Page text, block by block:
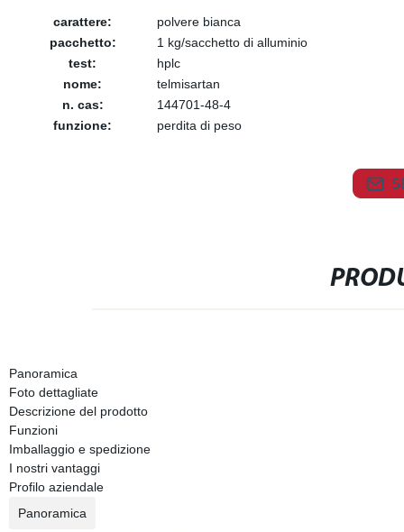
carattere:
polvere bianca
pacchetto:
1 kg/sacchetto di alluminio
test:
hplc
nome:
telmisartan
n. cas:
144701-48-4
funzione:
perdita di peso
Panoramica
Foto dettagliate
Descrizione del prodotto
Funzioni
Imballaggio e spedizione
I nostri vantaggi
Profilo aziendale
Panoramica